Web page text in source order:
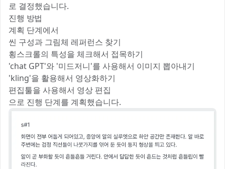
로 결정했습니다.
진행 방법
계획 단계에서
씬 구성과 그림체 레퍼런스 찾기
횡스크롤의 특성을 체크해서 접목하기
'chat GPT'와 '미드저니'를 사용해서 이미지 뽑아내기
'kling'을 활용해서 영상화하기
편집툴을 사용해서 영상 편집
으로 진행 단계를 계획했습니다.